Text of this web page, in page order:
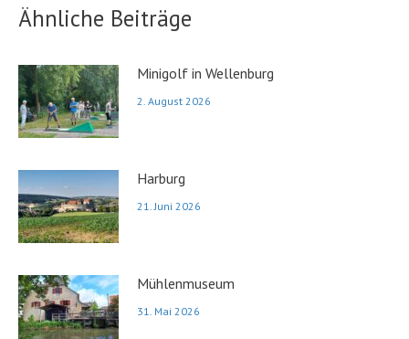
Ähnliche Beiträge
Minigolf in Wellenburg
2. August 2026
Harburg
21. Juni 2026
Mühlenmuseum
31. Mai 2026